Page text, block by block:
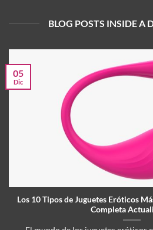
BLOG POSTS INSIDE A
Los 10 Tipos de Juguetes Eróticos
Completa
05
Dic